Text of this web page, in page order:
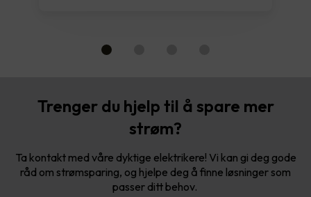
Trenger du hjelp til å spare mer
strøm?
Ta kontakt med våre dyktige elektrikere! Vi kan gi deg gode
råd om strømsparing, og hjelpe deg å finne løsninger som
passer ditt behov.